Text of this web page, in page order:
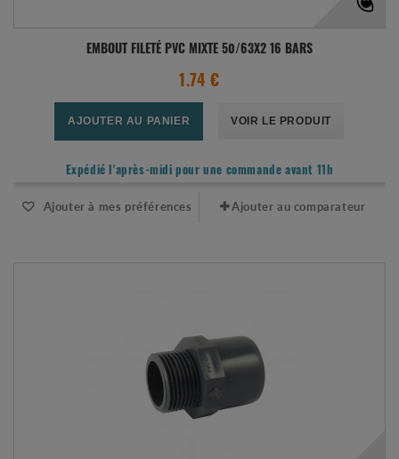
EMBOUT FILETÉ PVC MIXTE 50/63X2 16 BARS
1.74 €
AJOUTER AU PANIER VOIR LE PRODUIT
Expédié l'après-midi pour une commande avant 11h
Ajouter à mes préférences Ajouter au comparateur